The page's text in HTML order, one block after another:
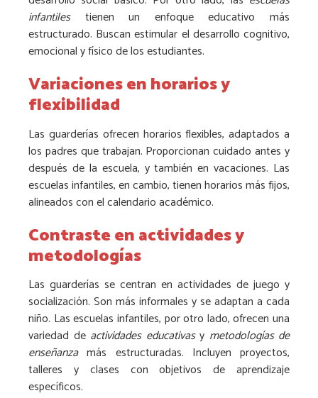
infantilestienen un enfoque educativo más
estructurado. Buscan estimular el desarrollo cognitivo,
emocional y físico de los estudiantes.
Variaciones en horarios y
flexibilidad
Las guarderías ofrecen horarios flexibles, adaptados a
los padres que trabajan. Proporcionan cuidado antes y
después de la escuela, y también en vacaciones. Las
escuelas infantiles, en cambio, tienen horarios más fijos,
alineados con el calendario académico.
Contraste en actividades y
metodologías
Las guarderías se centran en actividades de juego y
socialización. Son más informales y se adaptan a cada
niño. Las escuelas infantiles, por otro lado, ofrecen una
variedad de actividades educativasy metodologías de
enseñanzamás estructuradas. Incluyen proyectos,
talleres y clases con objetivos de aprendizaje
específicos.